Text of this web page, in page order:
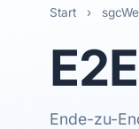
Start ›
Ende-zu-